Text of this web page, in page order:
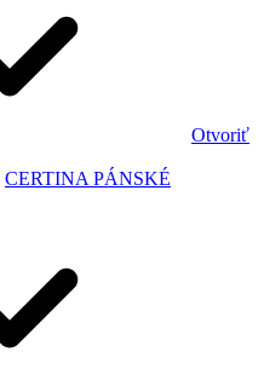
Otvoriť
CERTINA PÁNSKÉ